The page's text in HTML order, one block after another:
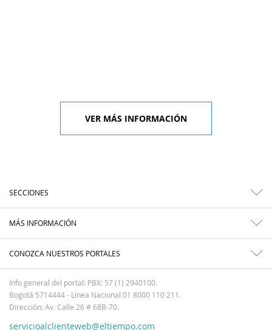
VER MÁS INFORMACIÓN
SECCIONES
MÁS INFORMACIÓN
CONOZCA NUESTROS PORTALES
Info general del portal: PBX: 57 (1) 2940100.
Bogotá 5714444 - Línea Nacional 01 8000 110 211.
Dirección: Av. Calle 26 # 68B-70.
servicioalclienteweb@eltiempo.com